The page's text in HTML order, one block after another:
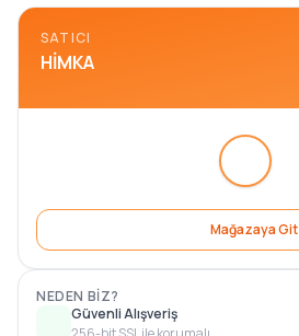
SATICI
HIMKA
Mağazaya Git
NEDEN BIZ?
Güvenli Alışveriş